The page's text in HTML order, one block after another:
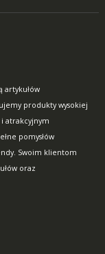
artykułów
produkty wysokiej
atrakcyjnym
pomysłów
Swoim klientom
oraz